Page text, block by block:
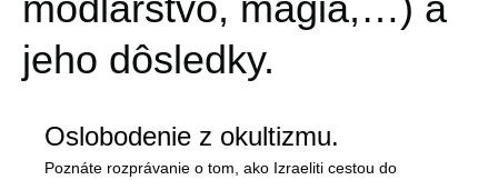
jeho dôsledky.
Oslobodenie z okultizmu.
Poznáte rozprávanie o tom, ako Izraeliti cestou do